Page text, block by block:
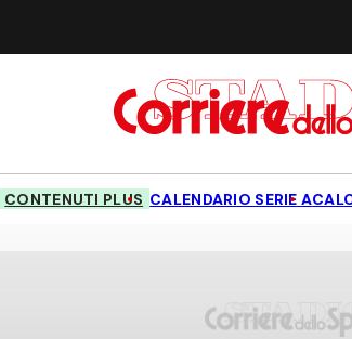
CONTENUTI PLUS CALENDARIO SERIE A